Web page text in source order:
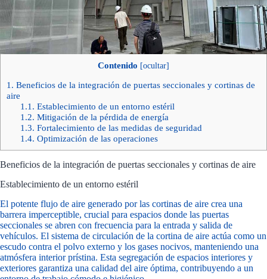
Contenido [ocultar]
1. Beneficios de la integración de puertas seccionales y cortinas de
aire
1.1. Establecimiento de un entorno estéril
1.2. Mitigación de la pérdida de energía
1.3. Fortalecimiento de las medidas de seguridad
1.4. Optimización de las operaciones
Beneficios de la integración de puertas seccionales y cortinas de aire
Establecimiento de un entorno estéril
El potente flujo de aire generado por las cortinas de aire crea una
barrera imperceptible, crucial para espacios donde las puertas
seccionales se abren con frecuencia para la entrada y salida de
vehículos. El sistema de circulación de la cortina de aire actúa como un
escudo contra el polvo externo y los gases nocivos, manteniendo una
atmósfera interior prístina. Esta segregación de espacios interiores y
exteriores garantiza una calidad del aire óptima, contribuyendo a un